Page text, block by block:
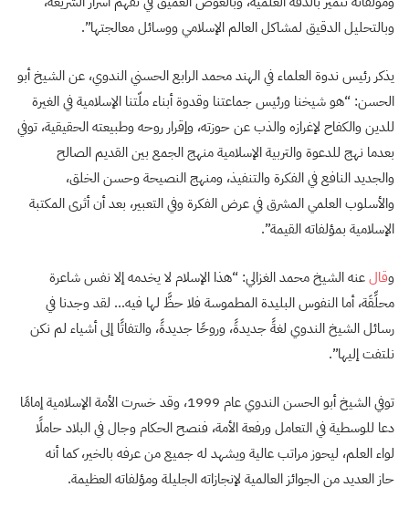
وبالتحليل الدقيق لمشاكل العالم الإسلامي ووسائل معالجتها”.
يذكر رئيس ندوة العلماء في الهند محمد الرابع الحسني الندوي، عن الشيخ أبو
الحسن: “هو شيخنا ورئيس جماعتنا وقدوة أبناء ملّتنا الإسلامية في الغيرة
للدين والكفاح لإغرازه والذب عن حوزته، وإقرار روحه وطبيعته الحقيقية، توفي
بعدما نهج للدعوة والتربية الإسلامية منهج الجمع بين القديم الصالح
والجديد النافع في الفكرة والتنفيذ، ومنهج النصيحة وحسن الخلق،
والأسلوب العلمي المشرق في عرض الفكرة وفي التعبير، بعد أن أثرى المكتبة
الإسلامية بمؤلفاته القيمة”.
وقالعنه الشيخ محمد الغزالي: “هذا الإسلام لا يخدمه إلا نفس شاعرة
محلِّقَة، أما النفوس البليدة المطموسة فلا حظَّ لها فيه… لقد وجدنا في
رسائل الشيخ الندوي لغةً جديدةً، وروحًا جديدةً، والتفاتًا إلى أشياء لم نكن
نلتفت إليها”.
توفي الشيخ أبو الحسن الندوي عام 1999، وقد خسرت الأمة الإسلامية إمامًا
دعا للوسطية في التعامل ورفعة الأمة، فنصح الحكام وجال في البلاد حاملًا
لواء العلم، ليحوز مراتب عالية ويشهد له جميع من عرفه بالخير، كما أنه
حاز العديد من الجوائز العالمية لإنجازاته الجليلة ومؤلفاته العظيمة.